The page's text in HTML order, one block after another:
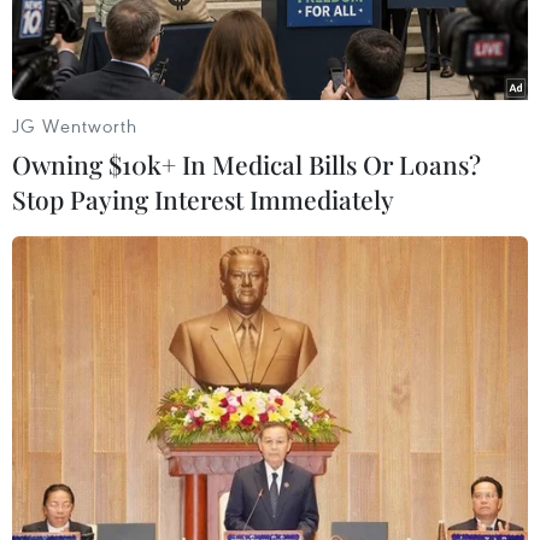
Lực lượng cứu hộ và người dân tại hiện trường vụ tai nạn tàu
hỏa. (Nguồn: Indian Express)
Giới chức Bangladesh cho biết ngày 23/10, ít
nhất 15 người đã thiệt mạng và khoảng 100
người bị thương khi hai tàu hỏa đâm nhau tại
nước này.
Vụ việc xảy ra vào khoảng 16h giờ địa phương
JG Wentworth
Owning $10k+ In Medical Bills Or Loans?
Stop Paying Interest Immediately